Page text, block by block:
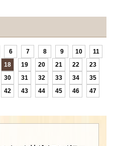
6 7 8 9 10
11
18 19 20 21 22
23
30 31 32 33 34
35
42 43 44 45 46
47